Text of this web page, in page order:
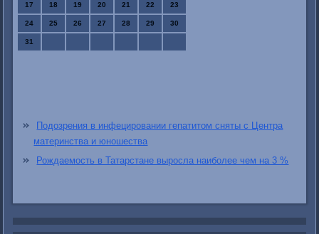
17 18 19 20 21 22 23
24 25 26 27 28 29 30
31
Подозрения в инфецировании гепатитом сняты с Центра
материнства и юношества
Рождаемость в Татарстане выросла наиболее чем на 3 %